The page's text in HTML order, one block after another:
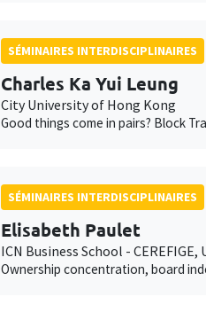
SÉMINAIRES INTERDISCIPLINAIRES
Charles Ka Yui Leung
City University of Hong Kong
Good things come in pairs? Block
SÉMINAIRES INTERDISCIPLINAIRES
Elisabeth Paulet
ICN Business School -
Ownership concentration, board